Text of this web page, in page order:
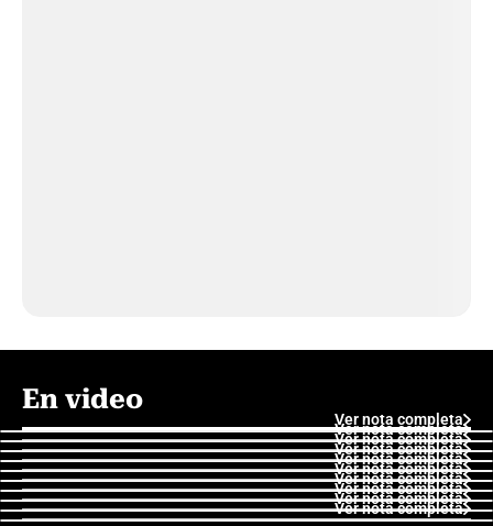
En video
Ver nota completa
Ver nota completa
Ver nota completa
Ver nota completa
Ver nota completa
Ver nota completa
Ver nota completa
Ver nota completa
Ver nota completa
Ver nota completa